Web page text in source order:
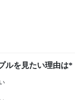
ルを見たい理由は*